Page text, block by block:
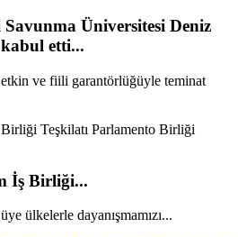
Üniversitesi Deniz
etti...
ve fiili garantörlüğüyle teminat
İş Birliği...
ülkelerle dayanışmamızı...